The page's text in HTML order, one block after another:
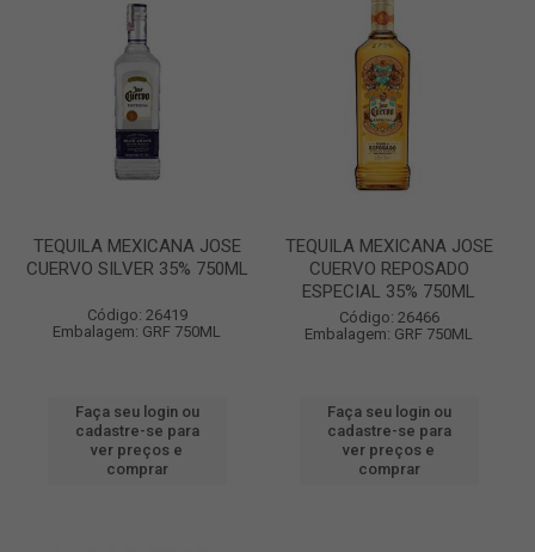
TEQUILA MEXICANA JOSE
CUERVO SILVER 35% 750ML
Código: 26419
Embalagem: GRF 750ML
Faça seu login ou
cadastre-se para
ver preços e
comprar
TEQUILA MEXICANA JOSE
CUERVO REPOSADO
ESPECIAL 35% 750ML
Código: 26466
Embalagem: GRF 750ML
Faça seu login ou
cadastre-se para
ver preços e
comprar